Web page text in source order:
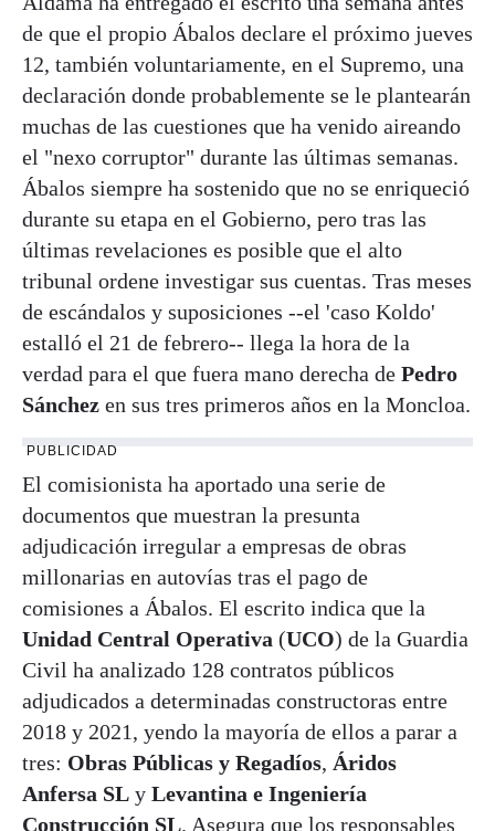
de que el propio Ábalos declare el próximo jueves
12, también voluntariamente, en el Supremo, una
declaración donde probablemente se le plantearán
muchas de las cuestiones que ha venido aireando
el "nexo corruptor" durante las últimas semanas.
Ábalos siempre ha sostenido que no se enriqueció
durante su etapa en el Gobierno, pero tras las
últimas revelaciones es posible que el alto
tribunal ordene investigar sus cuentas. Tras meses
de escándalos y suposiciones --el 'caso Koldo'
estalló el 21 de febrero-- llega la hora de la
verdad para el que fuera mano derecha de Pedro
Sánchez en sus tres primeros años en la Moncloa.
PUBLICIDAD
El comisionista ha aportado una serie de
documentos que muestran la presunta
adjudicación irregular a empresas de obras
millonarias en autovías tras el pago de
comisiones a Ábalos. El escrito indica que la
Unidad Central Operativa (UCO) de la Guardia
Civil ha analizado 128 contratos públicos
adjudicados a determinadas constructoras entre
2018 y 2021, yendo la mayoría de ellos a parar a
tres: Obras Públicas y Regadíos, Áridos
Anfersa SL y Levantina e Ingeniería
Construcción SL. Asegura que los responsables